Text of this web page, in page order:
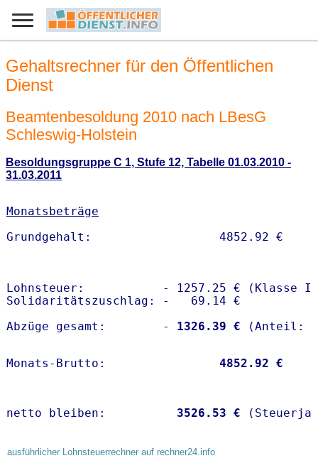
Gehaltsrechner für den Öffentlichen
Dienst
Beamtenbesoldung 2010 nach LBesG
Schleswig-Holstein
Besoldungsgruppe C 1, Stufe 12, Tabelle 01.03.2010 -
31.03.2011
Monatsbeträge
Lohnsteuer:           - 1257.25 € (Klasse I)
Solidaritätszuschlag: -   69.14 €
Abzüge gesamt:        -
1326.39 €
Monats-Brutto: 4852.92 €
netto bleiben: 3526.53 €
ausführlicher Lohnsteuerrechner auf rechner24.info